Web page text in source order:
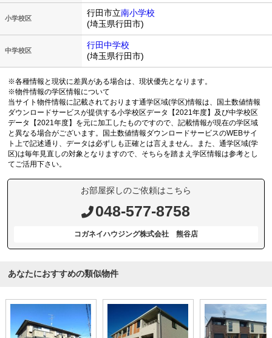
小学校区
行田市立南小学校
(埼玉県行田市)
中学校区
行田中学校
(埼玉県行田市)
※各種情報と現状に差異がある場合は、現状優先となります。
※物件情報の学区情報について
当サイト物件情報に記載されております通学区域(学区)情報は、国土数値情報
ダウンロードサービスが提供する小学校区データ【2021年度】及び中学校区
データ【2021年度】を元に加工したものですので、記載情報が現在の学区域
と異なる場合がございます。国土数値情報ダウンロードサービスのWEBサイ
ト上で記述通り、データは必ずしも正確とは言えません。また、通学区域(学
区)は毎年見直しの対象となりますので、そちらを踏まえ学区情報は参考とし
てご活用下さい。
お部屋探しのご依頼はこちら
048-577-8758
コガネイハウジング株式会社 熊谷店
あなたにおすすめの類似物件